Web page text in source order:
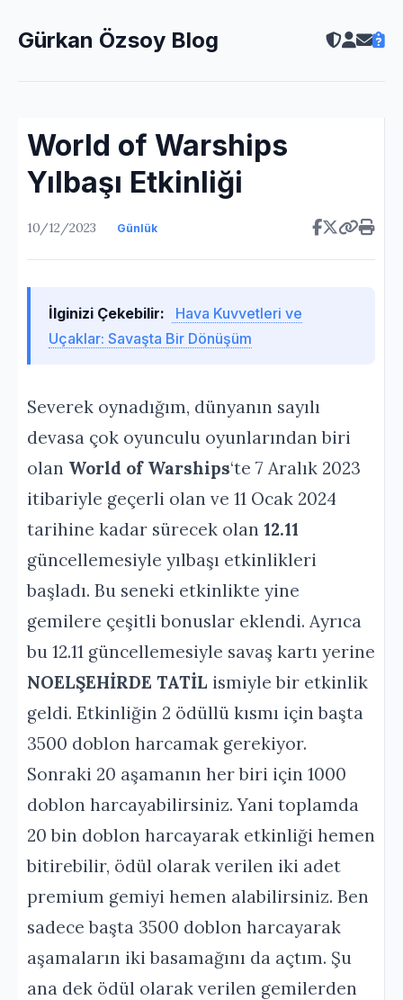
Gürkan Özsoy Blog
World of Warships
Yılbaşı Etkinliği
10/12/2023 Günlük
İlginizi Çekebilir:
Hava Kuvvetleri ve
Uçaklar: Savaşta Bir Dönüşüm
Severek oynadığım, dünyanın sayılı
devasa çok oyunculu oyunlarından biri
olan World of Warships‘te 7 Aralık 2023
itibariyle geçerli olan ve 11 Ocak 2024
tarihine kadar sürecek olan 12.11
güncellemesiyle yılbaşı etkinlikleri
başladı. Bu seneki etkinlikte yine
gemilere çeşitli bonuslar eklendi. Ayrıca
bu 12.11 güncellemesiyle savaş kartı yerine
NOELŞEHİRDE TATİL ismiyle bir etkinlik
geldi. Etkinliğin 2 ödüllü kısmı için başta
3500 doblon harcamak gerekiyor.
Sonraki 20 aşamanın her biri için 1000
doblon harcayabilirsiniz. Yani toplamda
20 bin doblon harcayarak etkinliği hemen
bitirebilir, ödül olarak verilen iki adet
premium gemiyi hemen alabilirsiniz. Ben
sadece başta 3500 doblon harcayarak
aşamaların iki basamağını da açtım. Şu
ana dek ödül olarak verilen gemilerden